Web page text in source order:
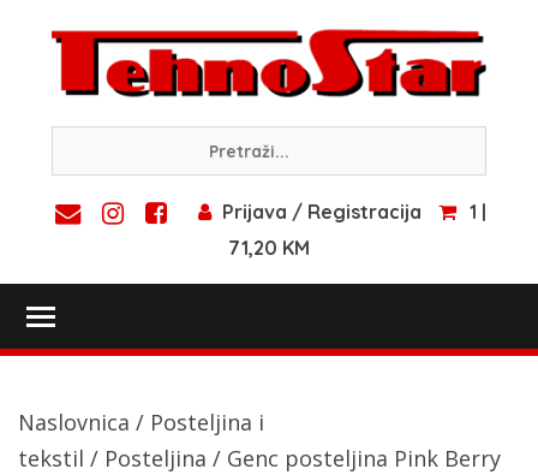
content
Prijava / Registracija
1 |
71,20 KM
Naslovnica / Posteljina i
tekstil / Posteljina / Genc posteljina Pink Berry